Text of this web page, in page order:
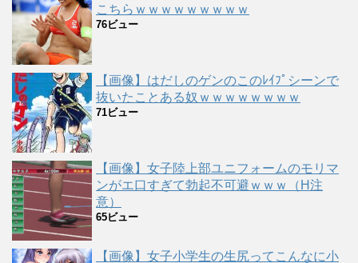
こちらｗｗｗｗｗｗｗｗｗ
76ビュー
【画像】はだしのゲンのこのﾚｲﾌﾟシーンで
抜いたことある奴ｗｗｗｗｗｗｗｗ
71ビュー
【画像】女子陸上部ユニフォームのモリマ
ンがエ口すぎて勃起不可避ｗｗｗ（H注
意）
65ビュー
【画像】女子小学生の生尻ってこんなに小